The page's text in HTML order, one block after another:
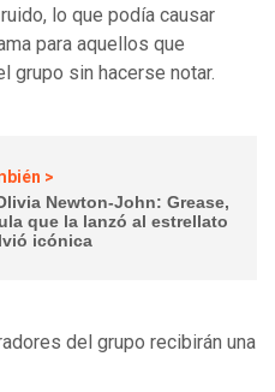
lo que podía causar
para aquellos que
grupo sin hacerse notar.
>
Newton-John: Grease,
que la lanzó al estrellato
icónica
del grupo recibirán una